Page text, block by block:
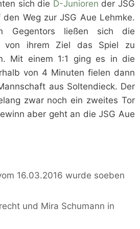
sich die D-Junioren der JSG
Weg zur JSG Aue Lehmke.
Gegentors ließen sich die
von ihrem Ziel das Spiel zu
Mit einem 1:1 ging es in die
von 4 Minuten fielen dann
aus Soltendieck. Der
zwar noch ein zweites Tor
aber geht an die JSG Aue
16.03.2016 wurde soeben
und Mira Schumann in